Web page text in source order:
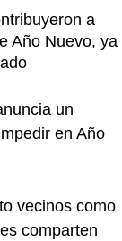
a
Año Nuevo, ya
un
en Año
vecinos como
comparten